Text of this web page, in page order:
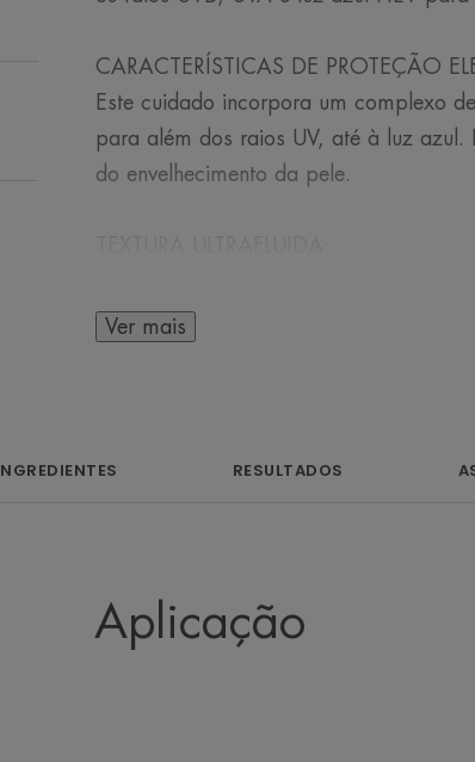
CARACTERÍSTICAS DE PROTEÇÃO
Este cuidado incorpora um complexo
para além dos raios UV, até à luz azul.
do envelhecimento da pele.
sensação de pele nua após a
Este cuidado permite uma libertação de
A sua fórmula de elevada tolerância
a pele sensível.
Ver mais
RESULTADOS
Aplicação